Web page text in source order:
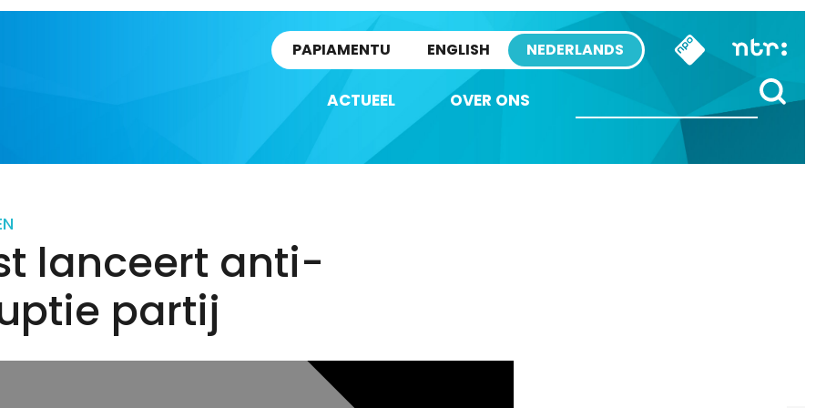
PAPIAMENTU ENGLISH NEDERLANDS
ACTUEEL OVER ONS
lanceert anti-
partij